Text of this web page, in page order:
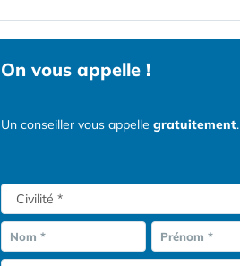
On vous appelle !
Un conseiller vous appelle gratuitement.
Nom * Prénom *